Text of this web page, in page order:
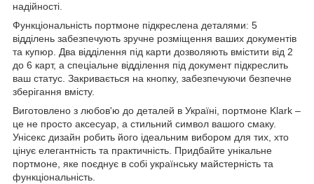
надійності.
Функціональність портмоне підкреслена деталями: 5
відділень забезпечують зручне розміщення ваших документів
та купюр. Два відділення під карти дозволяють вмістити від 2
до 6 карт, а спеціальне відділення під документ підкреслить
ваш статус. Закривається на кнопку, забезпечуючи безпечне
зберігання вмісту.
Виготовлено з любов'ю до деталей в Україні, портмоне Klark –
це не просто аксесуар, а стильний символ вашого смаку.
Унісекс дизайн робить його ідеальним вибором для тих, хто
цінує елегантність та практичність. Придбайте унікальне
портмоне, яке поєднує в собі українську майстерність та
функціональність.